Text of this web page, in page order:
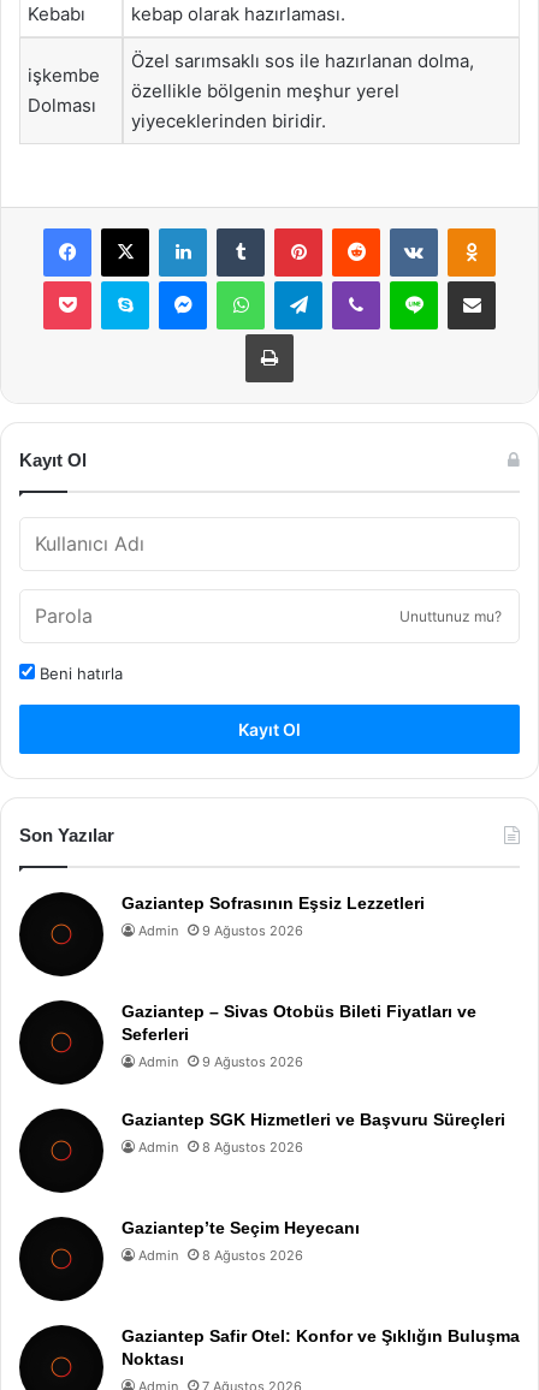
Kebabı
kebap olarak hazırlaması.
işkembe
Dolması
Özel sarımsaklı sos ile hazırlanan dolma,
özellikle bölgenin meşhur yerel
yiyeceklerinden biridir.
Facebook
X LinkedInTumblr PinterestReddit VKontakte
Pocket Skype MessengerWhatsAppTelegramViber Line E-Posta ile
Yazdır
Kayıt Ol
Unuttunuz mu?
Beni hatırla
Kayıt Ol
Son Yazılar
Gaziantep Sofrasının Eşsiz Lezzetleri
Admin 9 Ağustos 2026
Gaziantep – Sivas Otobüs Bileti Fiyatları ve
Seferleri
Admin 9 Ağustos 2026
Gaziantep SGK Hizmetleri ve Başvuru Süreçleri
Admin 8 Ağustos 2026
Gaziantep’te Seçim Heyecanı
Admin 8 Ağustos 2026
Gaziantep Safir Otel: Konfor ve Şıklığın Buluşma
Noktası
Admin 7 Ağustos 2026